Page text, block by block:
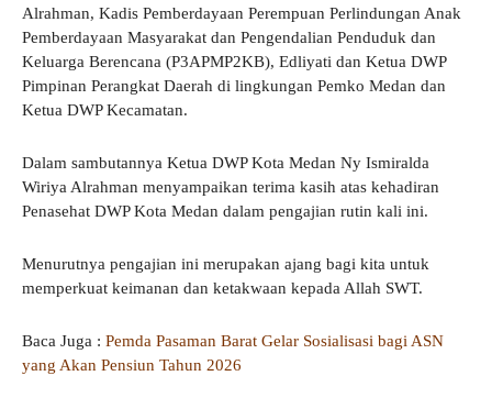
Alrahman, Kadis Pemberdayaan Perempuan Perlindungan Anak
Pemberdayaan Masyarakat dan Pengendalian Penduduk dan
Keluarga Berencana (P3APMP2KB), Edliyati dan Ketua DWP
Pimpinan Perangkat Daerah di lingkungan Pemko Medan dan
Ketua DWP Kecamatan.
Dalam sambutannya Ketua DWP Kota Medan Ny Ismiralda
Wiriya Alrahman menyampaikan terima kasih atas kehadiran
Penasehat DWP Kota Medan dalam pengajian rutin kali ini.
Menurutnya pengajian ini merupakan ajang bagi kita untuk
memperkuat keimanan dan ketakwaan kepada Allah SWT.
Baca Juga : Pemda Pasaman Barat Gelar Sosialisasi bagi ASN
yang Akan Pensiun Tahun 2026